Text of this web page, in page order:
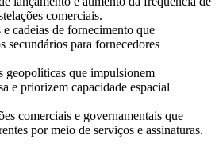
comerciais.
cadeias de fornecimento que
secundários para fornecedores
geopolíticas que impulsionem
e priorizem capacidade espacial
comerciais e governamentais que
por meio de serviços e assinaturas.